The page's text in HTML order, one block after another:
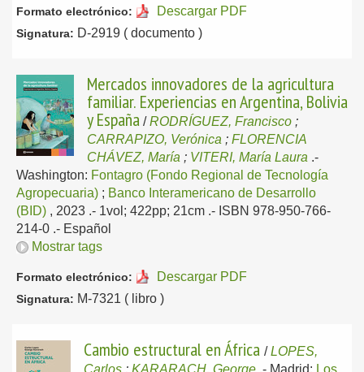
Formato electrónico: Descargar PDF
Signatura: D-2919 ( documento )
Mercados innovadores de la agricultura
familiar. Experiencias en Argentina, Bolivia
y España /RODRÍGUEZ, Francisco ;
CARRAPIZO, Verónica ; FLORENCIA
CHÁVEZ, María ; VITERI, María Laura .-
Washington: Fontagro (Fondo Regional de Tecnología
Agropecuaria) ; Banco Interamericano de Desarrollo
(BID) , 2023 .- 1vol; 422pp; 21cm .- ISBN 978-950-766-
214-0 .- Español
Mostrar tags
Formato electrónico: Descargar PDF
Signatura: M-7321 ( libro )
Cambio estructural en África /LOPES,
Carlos ; KARARACH, George .- Madrid: Los